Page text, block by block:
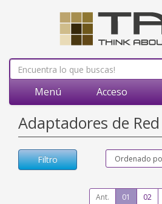
Menú Acceso
Adaptadores de Red
Filtro
Ant. 01 02